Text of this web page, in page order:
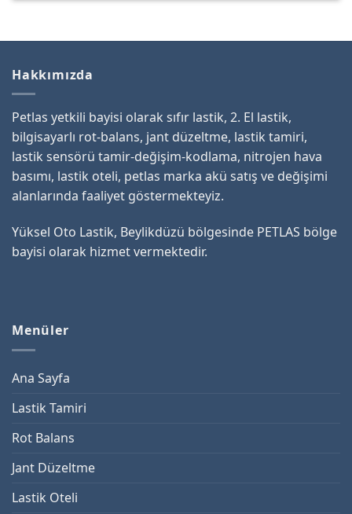
Hakkımızda
Petlas yetkili bayisi olarak sıfır lastik, 2. El lastik,
bilgisayarlı rot-balans, jant düzeltme, lastik tamiri,
lastik sensörü tamir-değişim-kodlama, nitrojen hava
basımı, lastik oteli, petlas marka akü satış ve değişimi
alanlarında faaliyet göstermekteyiz.
Yüksel Oto Lastik, Beylikdüzü bölgesinde PETLAS bölge
bayisi olarak hizmet vermektedir.
Menüler
Ana Sayfa
Lastik Tamiri
Rot Balans
Jant Düzeltme
Lastik Oteli